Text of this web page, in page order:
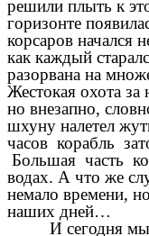
решили плыть к
горизонте
корсаров начался
как каждый
разорвана на
Жестокая охота
но внезапно,
шхуну налетел
часов корабль
Большая часть
водах. А что же
немало времени,
наших дней…
И сегодня